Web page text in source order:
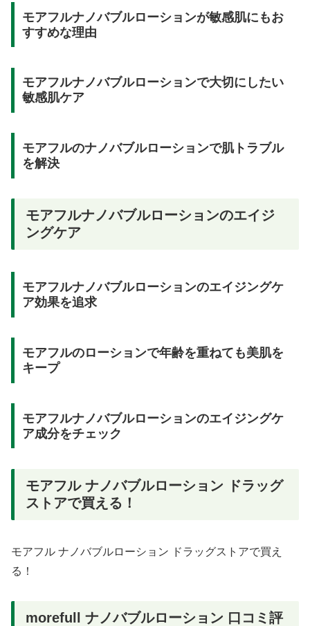
モアフルナノバブルローションが敏感肌にもお
すすめな理由
モアフルナノバブルローションで大切にしたい
敏感肌ケア
モアフルのナノバブルローションで肌トラブル
を解決
モアフルナノバブルローションのエイジ
ングケア
モアフルナノバブルローションのエイジングケ
ア効果を追求
モアフルのローションで年齢を重ねても美肌を
キープ
モアフルナノバブルローションのエイジングケ
ア成分をチェック
モアフル ナノバブルローション ドラッグ
ストアで買える！
モアフル ナノバブルローション ドラッグストアで買え
る！
morefull ナノバブルローション 口コミ評